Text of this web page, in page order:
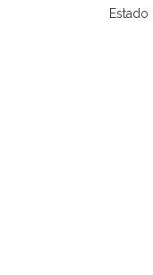
Estado